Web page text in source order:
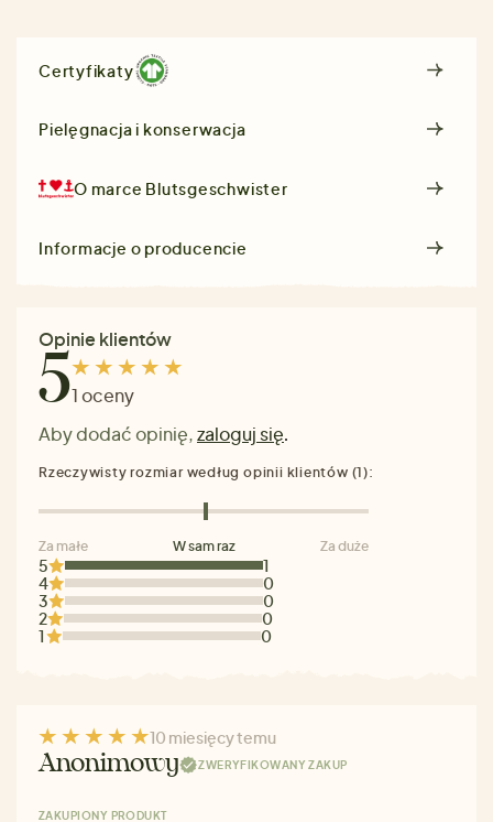
Certyfikaty
Pielęgnacja i konserwacja
O marce Blutsgeschwister
Informacje o producencie
Opinie klientów
51 oceny
Aby dodać opinię,zaloguj się.
5
1
4
0
3
0
2
0
1
0
Rzeczywisty rozmiar według opinii klientów (1):
Za małe W sam raz Za duże
10 miesięcy temu
Anonimowy ZWERYFIKOWANY ZAKUP
ZAKUPIONY PRODUKT